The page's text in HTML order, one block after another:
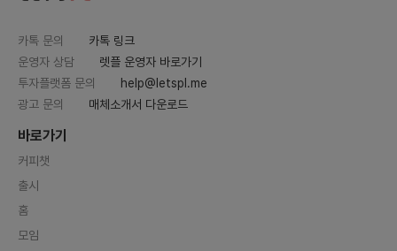
카톡 문의
카톡 링크
운영자 상담
렛플 운영자 바로가기
투자플랫폼 문의
help@letspl.me
광고 문의
매체소개서 다운로드
바로가기
커피챗
출시
홈
모임